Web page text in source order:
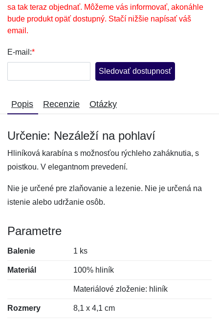
sa tak teraz objednať. Môžeme vás informovať, akonáhle
bude produkt opäť dostupný. Stačí nižšie napísať váš
email.
E-mail:*
Sledovať dostupnosť
Popis Recenzie Otázky
Určenie: Nezáleží na pohlaví
Hliníková karabína s možnosťou rýchleho zaháknutia, s
poistkou. V elegantnom prevedení.
Nie je určené pre zlaňovanie a lezenie. Nie je určená na
istenie alebo udržanie osôb.
Parametre
Balenie 1 ks
Materiál 100% hliník
Materiálové zloženie: hliník
Rozmery 8,1 x 4,1 cm